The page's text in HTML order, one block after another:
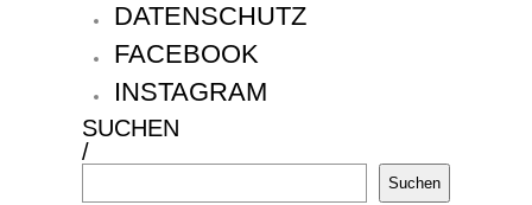
DATENSCHUTZ
FACEBOOK
INSTAGRAM
SUCHEN
/
Suchen